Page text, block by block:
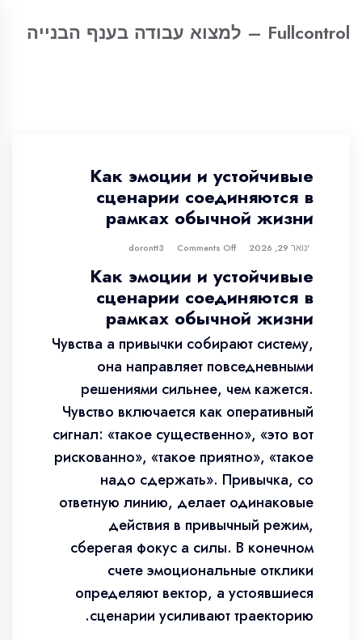
Fullcontrol – למצוא עבודה בענף הבנייה
Как эмоции и устойчивые
сценарии соединяются в
рамках обычной жизни
ינואר 29, 2026 dorontt3
Comments Off
Как эмоции и устойчивые
сценарии соединяются в
рамках обычной жизни
Чувства а привычки собирают систему,
она направляет повседневными
решениями сильнее, чем кажется.
Чувство включается как оперативный
сигнал: «такое существенно», «это вот
рискованно», «такое приятно», «такое
надо сдержать». Привычка, со
ответную линию, делает одинаковые
действия в привычный режим,
сберегая фокус а силы. В конечном
счете эмоциональные отклики
определяют вектор, а устоявшиеся
сценарии усиливают траекторию.